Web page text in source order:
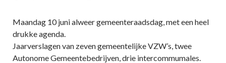
Maandag 10 juni alweer gemeenteraadsdag, met een heel
drukke agenda.
Jaarverslagen van zeven gemeentelijke VZW’s, twee
Autonome Gemeentebedrijven, drie intercommumales.